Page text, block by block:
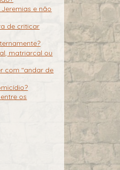
e não
de criticar
matriarcal ou
com "andar de
os